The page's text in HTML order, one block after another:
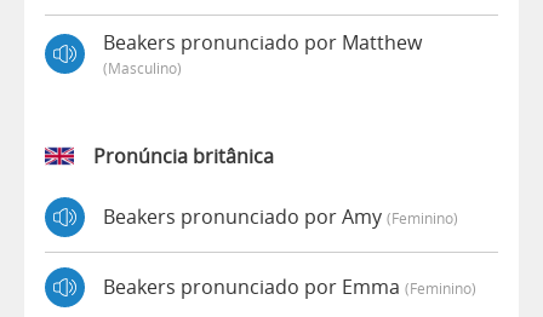
Beakers pronunciado por Matthew
(masculino)
Pronúncia britânica
Beakers pronunciado por Amy (feminino)
Beakers pronunciado por Emma (feminino)